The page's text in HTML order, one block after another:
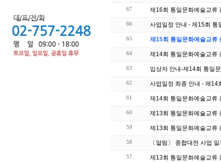
67 제16회 통일문화예술교류
66 사업일정 안내 - 제15회 통
65 제15회 통일문화예술교류
64 제14회 통일문화예술교류
63 입상자 안내-제14회 통일
62 사업일정 최종 안내 - 제14
61 제14회 통일문화예술교류
60 제13회 통일문화예술교류
59 제13회 통일문화예술교류
58 〔알림〕 종합대전 사업
57 제13회 통일문화예술교류